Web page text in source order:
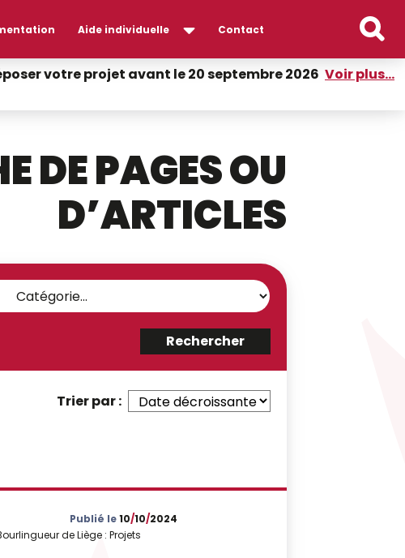
Aide individuelle Contact
votre projet avant le 20 septembre 2026 Voir plus...
DE PAGES OU
D’ARTICLES
Trier par :
Publié le10/10/2024
de Liège : Projets